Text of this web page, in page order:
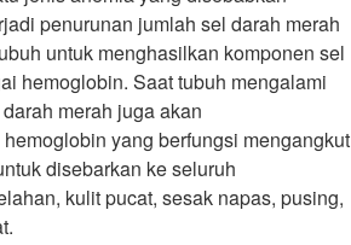
penurunan jumlah sel darah merah
untuk menghasilkan komponen sel
hemoglobin. Saat tubuh mengalami
merah juga akan
yang berfungsi mengangkut
disebarkan ke seluruh
kulit pucat, sesak napas, pusing,